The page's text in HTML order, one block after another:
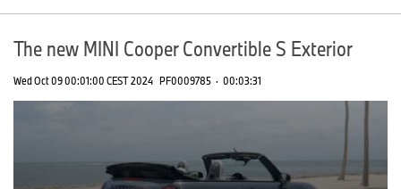
The new MINI Cooper Convertible S Exterior
Wed Oct 09 00:01:00 CEST 2024 PF0009785 · 00:03:31